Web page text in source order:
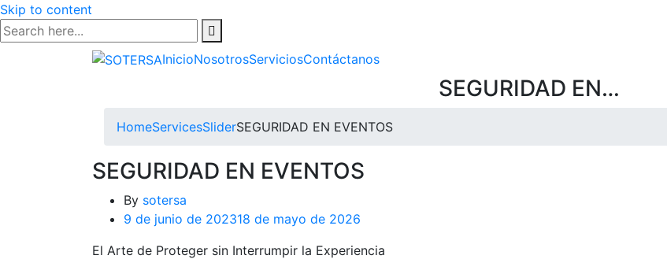
Skip to content
InicioNosotrosServiciosContáctanos
SEGURIDAD EN…
HomeServicesSliderSEGURIDAD EN EVENTOS
SEGURIDAD EN EVENTOS
By sotersa
9 de junio de 202318 de mayo de 2026
El Arte de Proteger sin Interrumpir la Experiencia